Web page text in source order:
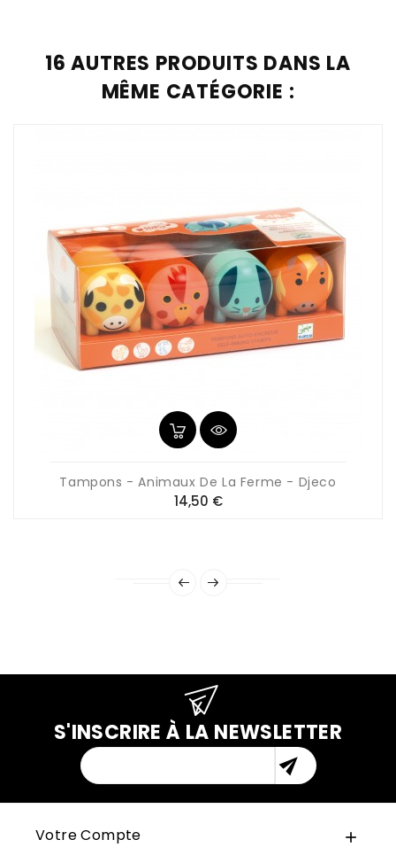
16 AUTRES PRODUITS DANS LA
MÊME CATÉGORIE :
Tampons - Animaux De La Ferme - Djeco
14,50 €Prix
S'INSCRIRE À LA NEWSLETTER

Votre Compte 